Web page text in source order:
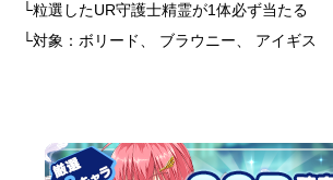
└粒選したUR守護士精霊が1体必ず当たる
└対象：ボリード、 ブラウニー、 アイギス